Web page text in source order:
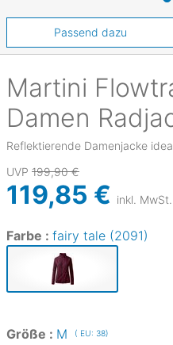
Martini
Damen
Reflektierende Damenjacke
UVP 199,90 €
119,85 € inkl. MwSt.
Farbe : fairy tale (2091)
Größe : M ( EU: 38)
Passend dazu